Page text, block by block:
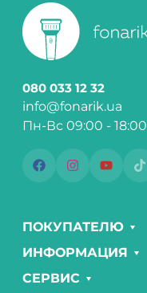
080 033 12 32
info@fonarik.ua
Пн-Вс 09:00 - 18:00
ПОКУПАТЕЛЮ
ИНФОРМАЦИЯ
СЕРВИС